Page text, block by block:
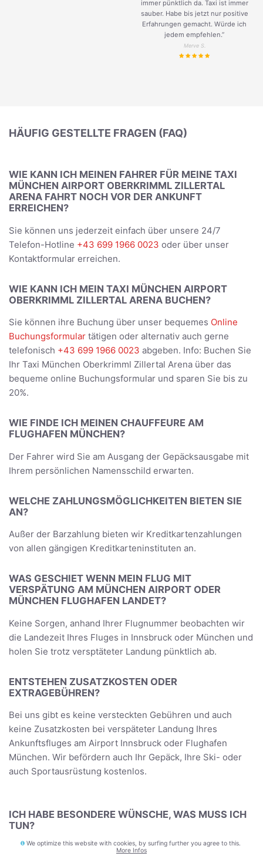
immer pünktlich da. Taxi ist immer
sauber. Habe bis jetzt nur positive
Erfahrungen gemacht. Würde ich
jedem empfehlen.”
Merve S.
HÄUFIG GESTELLTE FRAGEN (FAQ)
WIE KANN ICH MEINEN FAHRER FÜR MEINE TAXI
MÜNCHEN AIRPORT OBERKRIMML ZILLERTAL
ARENA FAHRT NOCH VOR DER ANKUNFT
ERREICHEN?
Sie können uns jederzeit einfach über unsere 24/7
Telefon-Hotline +43 699 1966 0023 oder über unser
Kontaktformular erreichen.
WIE KANN ICH MEIN TAXI MÜNCHEN AIRPORT
OBERKRIMML ZILLERTAL ARENA BUCHEN?
Sie können ihre Buchung über unser bequemes Online
Buchungsformular tätigen oder alternativ auch gerne
telefonisch +43 699 1966 0023 abgeben. Info: Buchen Sie
Ihr Taxi München Oberkrimml Zillertal Arena über das
bequeme online Buchungsformular und sparen Sie bis zu
20%.
WIE FINDE ICH MEINEN CHAUFFEURE AM
FLUGHAFEN MÜNCHEN?
Der Fahrer wird Sie am Ausgang der Gepäcksausgabe mit
Ihrem persönlichen Namensschild erwarten.
WELCHE ZAHLUNGSMÖGLICHKEITEN BIETEN SIE
AN?
Außer der Barzahlung bieten wir Kreditkartenzahlungen
von allen gängigen Kreditkarteninstituten an.
WAS GESCHIET WENN MEIN FLUG MIT
VERSPÄTUNG AM MÜNCHEN AIRPORT ODER
MÜNCHEN FLUGHAFEN LANDET?
Keine Sorgen, anhand Ihrer Flugnummer beobachten wir
die Landezeit Ihres Fluges in Innsbruck oder München und
holen Sie trotz versptäteter Landung pünktlich ab.
ENTSTEHEN ZUSATZKOSTEN ODER
EXTRAGEBÜHREN?
Bei uns gibt es keine versteckten Gebühren und auch
keine Zusatzkosten bei verspäteter Landung Ihres
Ankunftsfluges am Airport Innsbruck oder Flughafen
München. Wir befördern auch Ihr Gepäck, Ihre Ski- oder
auch Sportausrüstung kostenlos.
ICH HABE BESONDERE WÜNSCHE, WAS MUSS ICH
TUN?
Teilen Sie uns einfach Ihre München Taxi Transfer
We optimize this website with cookies, by surfing further you agree to this.
More Infos